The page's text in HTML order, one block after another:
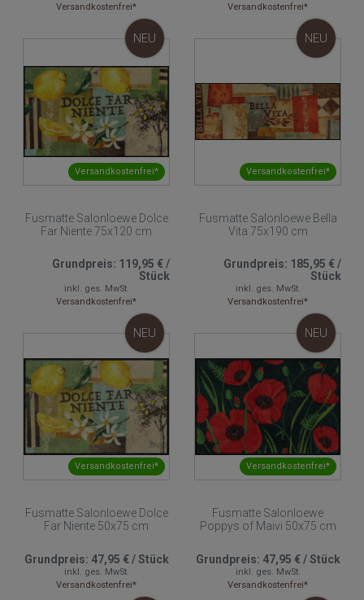
Versandkostenfrei*
Versandkostenfrei*
Versandkostenfrei*
NEU
Fusmatte Salonloewe Dolce
Far Niente 75x120 cm
Grundpreis: 119,95 €/
Stück
inkl. ges. MwSt.
Versandkostenfrei*
Versandkostenfrei*
NEU
Fusmatte Salonloewe Bella
Vita 75x190 cm
Grundpreis: 185,95 €/
Stück
inkl. ges. MwSt.
Versandkostenfrei*
Versandkostenfrei*
NEU
Fusmatte Salonloewe Dolce
Far Niente 50x75 cm
Grundpreis: 47,95 €/Stück
inkl. ges. MwSt.
Versandkostenfrei*
Versandkostenfrei*
NEU
Fusmatte Salonloewe
Poppys of Maivi 50x75 cm
Grundpreis: 47,95 €/Stück
inkl. ges. MwSt.
Versandkostenfrei*